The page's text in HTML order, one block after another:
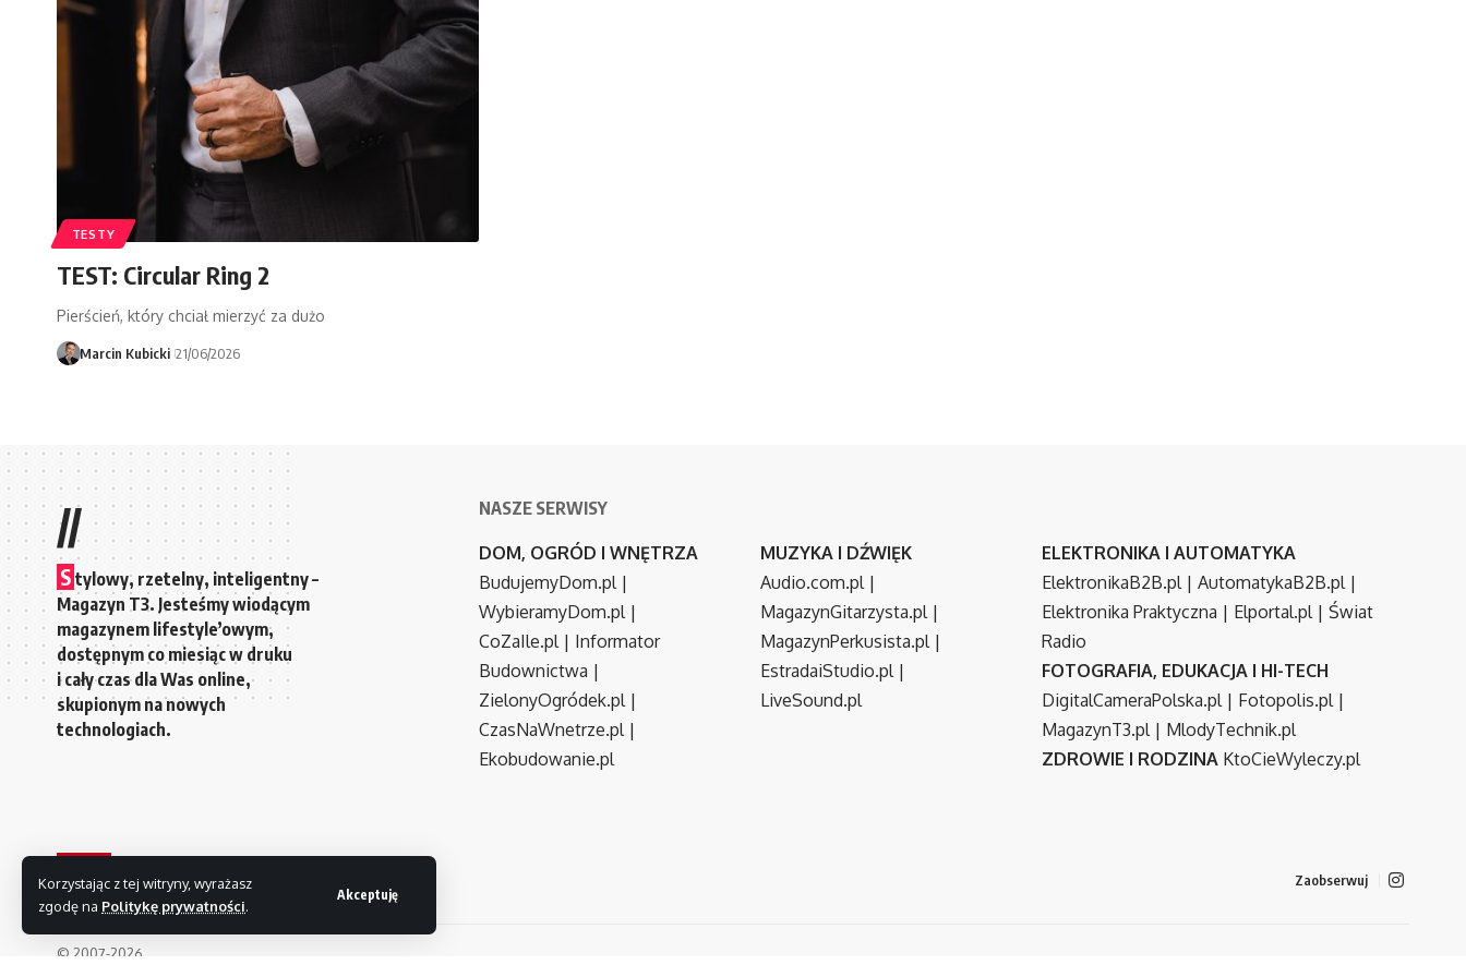
Korzystając z tej witryny, wyrażasz
zgodę na Politykę prywatności.
Akceptuję
TESTY
TEST: Circular Ring 2
Pierścień, który chciał mierzyć za dużo
Marcin Kubicki 21/06/2026
//
S tylowy, rzetelny, inteligentny –
Magazyn T3. Jesteśmy wiodącym
magazynem lifestyle’owym,
dostępnym co miesiąc w druku
i cały czas dla Was online,
skupionym na nowych
technologiach.
NASZE SERWISY
DOM, OGRÓD I WNĘTRZA
BudujemyDom.pl|
WybieramyDom.pl|
CoZaIle.pl| Informator
Budownictwa |
ZielonyOgródek.pl|
CzasNaWnetrze.pl|
Ekobudowanie.pl
MUZYKA I DŹWIĘK
Audio.com.pl|
MagazynGitarzysta.pl|
MagazynPerkusista.pl|
EstradaiStudio.pl|
LiveSound.pl
ELEKTRONIKA I AUTOMATYKA
ElektronikaB2B.pl| AutomatykaB2B.pl|
Elektronika Praktyczna | Elportal.pl| Świat
Radio
FOTOGRAFIA, EDUKACJA I HI-TECH
DigitalCameraPolska.pl| Fotopolis.pl|
MagazynT3.pl| MlodyTechnik.pl
ZDROWIE I RODZINA KtoCieWyleczy.pl
Zaobserwuj
© 2007-2026